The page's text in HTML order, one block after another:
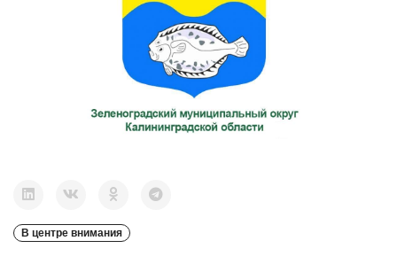
В центре внимания